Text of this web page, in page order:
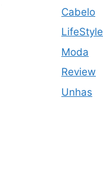
Cabelo
LifeStyle
Moda
Review
Unhas